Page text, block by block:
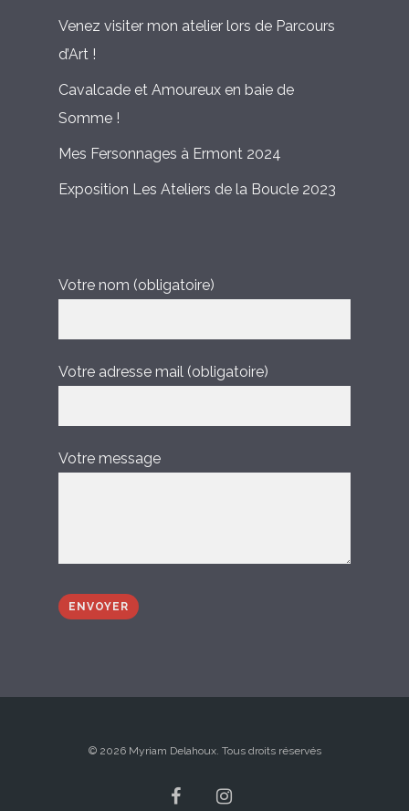
Venez visiter mon atelier lors de Parcours
d’Art !
Cavalcade et Amoureux en baie de
Somme !
Mes Fersonnages à Ermont 2024
Exposition Les Ateliers de la Boucle 2023
Votre nom (obligatoire)
Votre adresse mail (obligatoire)
Votre message
© 2026 Myriam Delahoux. Tous droits réservés